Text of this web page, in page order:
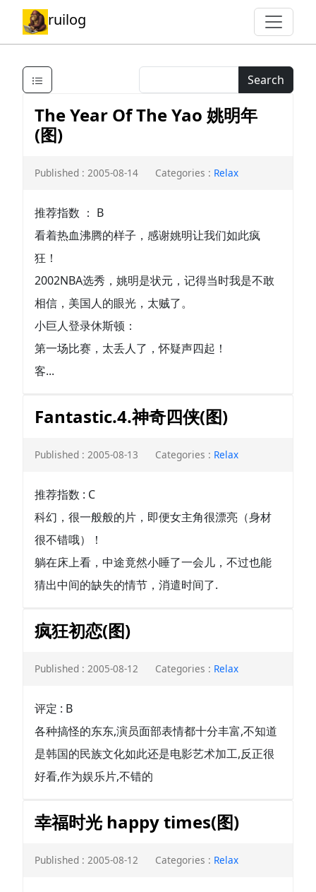
ruilog
Search
The Year Of The Yao 姚明年
(图)
Published : 2005-08-14 Categories : Relax
推荐指数 ： B
看着热血沸腾的样子，感谢姚明让我们如此疯
狂！
2002NBA选秀，姚明是状元，记得当时我是不敢
相信，美国人的眼光，太贼了。
小巨人登录休斯顿：
第一场比赛，太丢人了，怀疑声四起！
客...
Fantastic.4.神奇四侠(图)
Published : 2005-08-13 Categories : Relax
推荐指数 : C
科幻，很一般般的片，即便女主角很漂亮（身材
很不错哦）！
躺在床上看，中途竟然小睡了一会儿，不过也能
猜出中间的缺失的情节，消遣时间了.
疯狂初恋(图)
Published : 2005-08-12 Categories : Relax
评定 : B
各种搞怪的东东,演员面部表情都十分丰富,不知道
是韩国的民族文化如此还是电影艺术加工,反正很
好看,作为娱乐片,不错的
幸福时光 happy times(图)
Published : 2005-08-12 Categories : Relax